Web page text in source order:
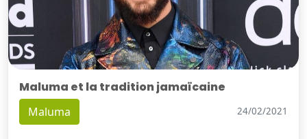
Maluma et la tradition jamaïcaine
Maluma 24/02/2021